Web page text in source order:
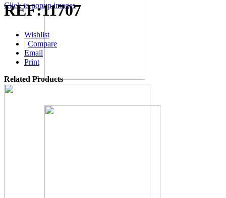
Click to popup images
REF:11707
Wishlist
| Compare
Email
Print
Related Products